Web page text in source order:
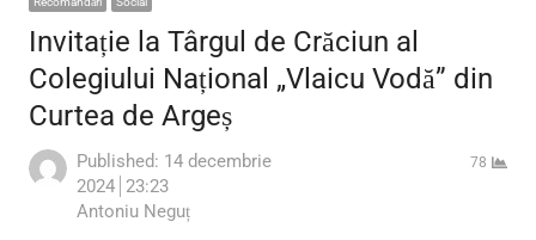
Invitație la Târgul de Crăciun al
Colegiului Național „Vlaicu Vodă” din
Curtea de Argeș
Published: 14 decembrie
2024 23:23
Author
Antoniu Neguț
78